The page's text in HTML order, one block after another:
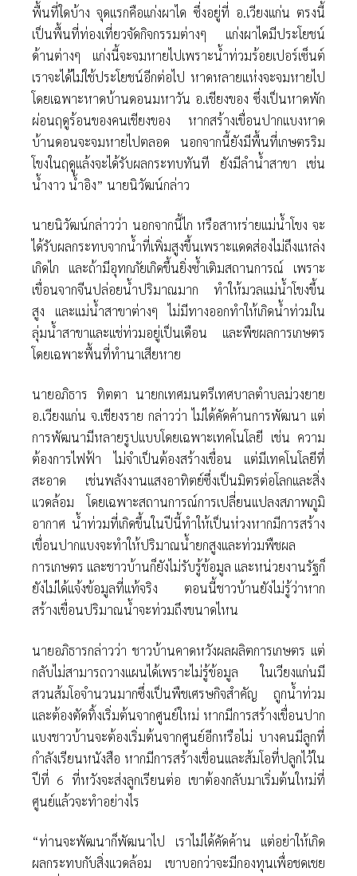
พื้นที่ใดบ้าง จุดแรกคือแก่งผาได ซึ่งอยู่ที่ อ.เวียงแก่น ตรงนี้
เป็นพื้นที่ท่องเที่ยวจัดกิจกรรมต่างๆ แก่งผาไดมีประโยชน์
ด้านต่างๆ แก่งนี้จะจมหายไปเพราะน้ำท่วมร้อยเปอร์เซ็นต์
เราจะได้ไม่ใช้ประโยชน์อีกต่อไป หาดหลายแห่งจะจมหายไป
โดยเฉพาะหาดบ้านดอนมหาวัน อ.เชียงของ ซึ่งเป็นหาดพัก
ผ่อนฤดูร้อนของคนเชียงของ หากสร้างเขื่อนปากแบงหาด
บ้านดอนจะจมหายไปตลอด นอกจากนี้ยังมีพื้นที่เกษตรริม
โขงในฤดูแล้งจะได้รับผลกระทบทันที ยังมีลำน้ำสาขา เช่น
น้ำงาว น้ำอิง” นายนิวัฒน์กล่าว
นายนิวัฒน์กล่าวว่า นอกจากนี้ไก หรือสาหร่ายแม่น้ำโขง จะ
ได้รับผลกระทบจากน้ำที่เพิ่มสูงขึ้นเพราะแดดส่องไม่ถึงแหล่ง
เกิดไก และถ้ามีอุทกภัยเกิดขึ้นยิ่งซ้ำเติมสถานการณ์ เพราะ
เขื่อนจากจีนปล่อยน้ำปริมาณมาก ทำให้มวลแม่น้ำโขงขึ้น
สูง และแม่น้ำสาขาต่างๆ ไม่มีทางออกทำให้เกิดน้ำท่วมใน
ลุ่มน้ำสาขาและแช่ท่วมอยู่เป็นเดือน และพืชผลการเกษตร
โดยเฉพาะพื้นที่ทำนาเสียหาย
นายอภิธาร ทิตตา นายกเทศมนตรีเทศบาลตำบลม่วงยาย
อ.เวียงแก่น จ.เชียงราย กล่าวว่า ไม่ได้คัดค้านการพัฒนา แต่
การพัฒนามีหลายรูปแบบโดยเฉพาะเทคโนโลยี เช่น ความ
ต้องการไฟฟ้า ไม่จำเป็นต้องสร้างเขื่อน แต่มีเทคโนโลยีที่
สะอาด เช่นพลังงานแสงอาทิตย์ซึ่งเป็นมิตรต่อโลกและสิ่ง
แวดล้อม โดยเฉพาะสถานการณ์การเปลี่ยนแปลงสภาพภูมิ
อากาศ น้ำท่วมที่เกิดขึ้นในปีนี้ทำให้เป็นห่วงหากมีการสร้าง
เขื่อนปากแบงจะทำให้ปริมาณน้ำยกสูงและท่วมพืชผล
การเกษตร และชาวบ้านก็ยังไม่รับรู้ข้อมูล และหน่วยงานรัฐก็
ยังไม่ได้แจ้งข้อมูลที่แท้จริง ตอนนี้ชาวบ้านยังไม่รู้ว่าหาก
สร้างเขื่อนปริมาณน้ำจะท่วมถึงขนาดไหน
นายอภิธารกล่าวว่า ชาวบ้านคาดหวังผลผลิตการเกษตร แต่
กลับไม่สามารถวางแผนได้เพราะไม่รู้ข้อมูล ในเวียงแก่นมี
สวนส้มโอจำนวนมากซึ่งเป็นพืชเศรษกิจสำคัญ ถูกน้ำท่วม
และต้องตัดทิ้งเริ่มต้นจากศูนย์ใหม่ หากมีการสร้างเขื่อนปาก
แบงชาวบ้านจะต้องเริ่มต้นจากศูนย์อีกหรือไม่ บางคนมีลูกที่
กำลังเรียนหนังสือ หากมีการสร้างเขื่อนและส้มโอที่ปลูกไว้ใน
ปีที่ 6 ที่หวังจะส่งลูกเรียนต่อ เขาต้องกลับมาเริ่มต้นใหม่ที่
ศูนย์แล้วจะทำอย่างไร
“ท่านจะพัฒนาก็พัฒนาไป เราไม่ได้คัดค้าน แต่อย่าให้เกิด
ผลกระทบกับสิ่งแวดล้อม เขาบอกว่าจะมีกองทุนเพื่อชดเชย